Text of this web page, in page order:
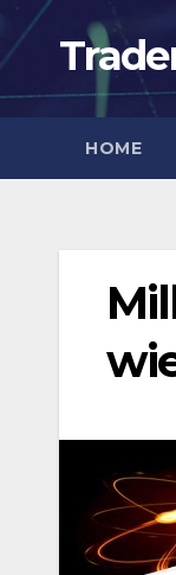
Zum
Inhalt
springen
HOME